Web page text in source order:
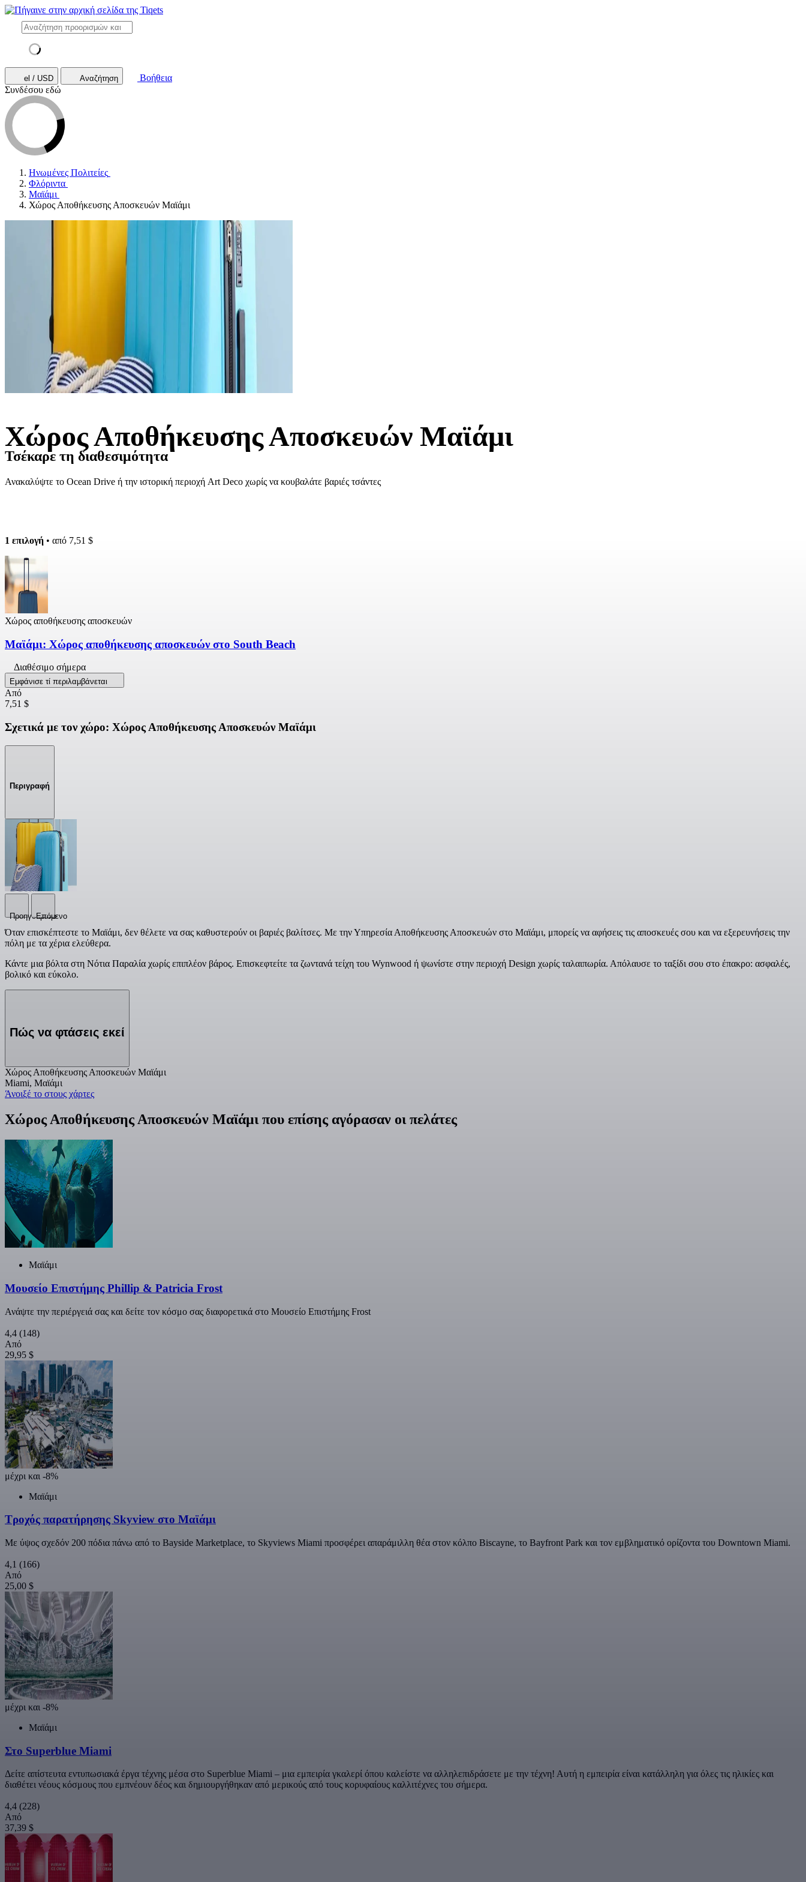
el / USD Αναζήτηση
Βοήθεια
Συνδέσου εδώ
Ηνωμένες Πολιτείες
Φλόριντα
Μαϊάμι
Χώρος Αποθήκευσης Αποσκευών Μαϊάμι
Χώρος Αποθήκευσης Αποσκευών Μαϊάμι
Ανακαλύψτε το Ocean Drive ή την ιστορική περιοχή Art Deco χωρίς να κουβαλάτε βαριές τσάντες
Τσέκαρε τη διαθεσιμότητα
1 επιλογή • από 7,51 $
Χώρος αποθήκευσης αποσκευών
Μαϊάμι: Χώρος αποθήκευσης αποσκευών στο South Beach
Διαθέσιμο σήμερα
Εμφάνισε τί περιλαμβάνεται
Από
7,51 $
Σχετικά με τον χώρο: Χώρος Αποθήκευσης Αποσκευών Μαϊάμι
Περιγραφή
Προηγούμενο
Επόμενο
Όταν επισκέπτεστε το Μαϊάμι, δεν θέλετε να σας καθυστερούν οι βαριές βαλίτσες. Με την Υπηρεσία Αποθήκευσης Αποσκευών στο Μαϊάμι, μπορείς να αφήσεις τις αποσκευές σου και να εξερευνήσεις την
πόλη με τα χέρια ελεύθερα.
Κάντε μια βόλτα στη Νότια Παραλία χωρίς επιπλέον βάρος. Επισκεφτείτε τα ζωντανά τείχη του Wynwood ή ψωνίστε στην περιοχή Design χωρίς ταλαιπωρία. Απόλαυσε το ταξίδι σου στο έπακρο: ασφαλές,
βολικό και εύκολο.
Πώς να φτάσεις εκεί
Χώρος Αποθήκευσης Αποσκευών Μαϊάμι
Miami, Μαϊάμι
Άνοιξέ το στους χάρτες
Χώρος Αποθήκευσης Αποσκευών Μαϊάμι που επίσης αγόρασαν οι πελάτες
Μαϊάμι
Μουσείο Επιστήμης Phillip & Patricia Frost
Ανάψτε την περιέργειά σας και δείτε τον κόσμο σας διαφορετικά στο Μουσείο Επιστήμης Frost
4,4 (148)
Από
29,95 $
μέχρι και -8%
Μαϊάμι
Τροχός παρατήρησης Skyview στο Μαϊάμι
Με ύψος σχεδόν 200 πόδια πάνω από το Bayside Marketplace, το Skyviews Miami προσφέρει απαράμιλλη θέα στον κόλπο Biscayne, το Bayfront Park και τον εμβληματικό ορίζοντα του Downtown Miami.
4,1 (166)
Από
25,00 $
μέχρι και -8%
Μαϊάμι
Στο Superblue Miami
Δείτε απίστευτα εντυπωσιακά έργα τέχνης μέσα στο Superblue Miami – μια εμπειρία γκαλερί όπου καλείστε να αλληλεπιδράσετε με την τέχνη! Αυτή η εμπειρία είναι κατάλληλη για όλες τις ηλικίες και
διαθέτει νέους κόσμους που εμπνέουν δέος και δημιουργήθηκαν από μερικούς από τους κορυφαίους καλλιτέχνες του σήμερα.
4,4 (228)
Από
37,39 $